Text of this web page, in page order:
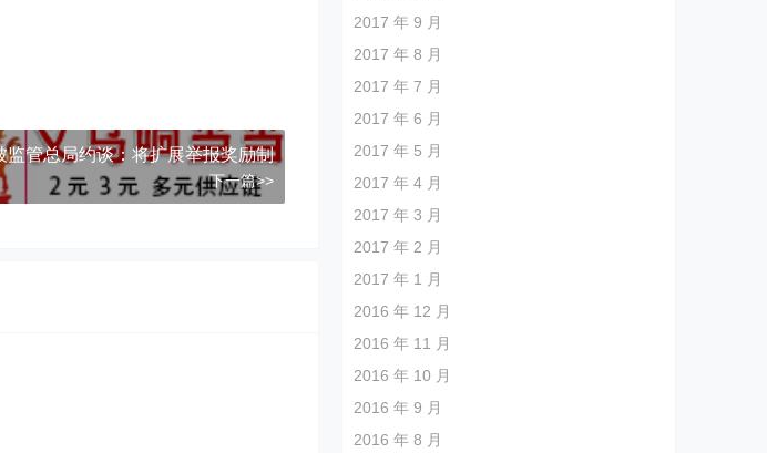
监管总局约谈：将扩展举报奖励制
下一篇>>
2017 年 9 月
2017 年 8 月
2017 年 7 月
2017 年 6 月
2017 年 5 月
2017 年 4 月
2017 年 3 月
2017 年 2 月
2017 年 1 月
2016 年 12 月
2016 年 11 月
2016 年 10 月
2016 年 9 月
2016 年 8 月